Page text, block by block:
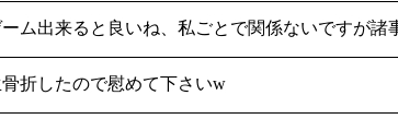
ム出来ると良いね、私ごとで関係ないですが諸
折したので慰めて下さいw